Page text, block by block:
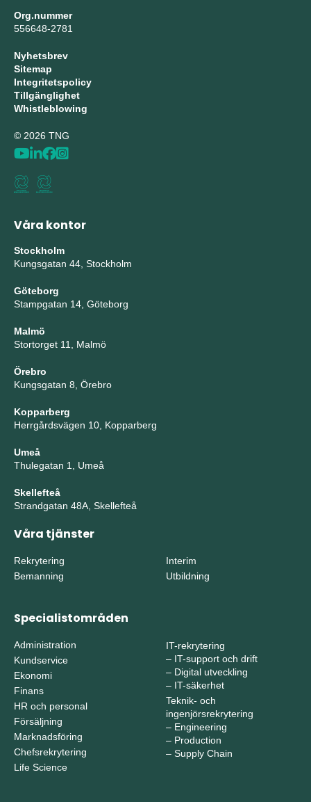
Org.nummer
556648-2781
Nyhetsbrev
Sitemap
Integritetspolicy
Tillgänglighet
Whistleblowing
© 2026 TNG
Våra kontor
Stockholm
Kungsgatan 44, Stockholm
Göteborg
Stampgatan 14, Göteborg
Malmö
Stortorget 11, Malmö
Örebro
Kungsgatan 8, Örebro
Kopparberg
Herrgårdsvägen 10, Kopparberg
Umeå
Thulegatan 1, Umeå
Skellefteå
Strandgatan 48A, Skellefteå
Våra tjänster
Rekrytering
Bemanning
Interim
Utbildning
Specialistområden
Administration
Kundservice
Ekonomi
Finans
HR och personal
Försäljning
Marknadsföring
Chefsrekrytering
Life Science
IT-rekrytering
– IT-support och drift
– Digital utveckling
– IT-säkerhet
Teknik- och
ingenjörsrekrytering
– Engineering
– Production
– Supply Chain